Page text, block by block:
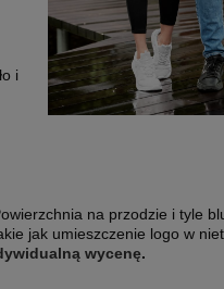
i
na przodzie i tyle
jak umieszczenie logo w
wycenę.